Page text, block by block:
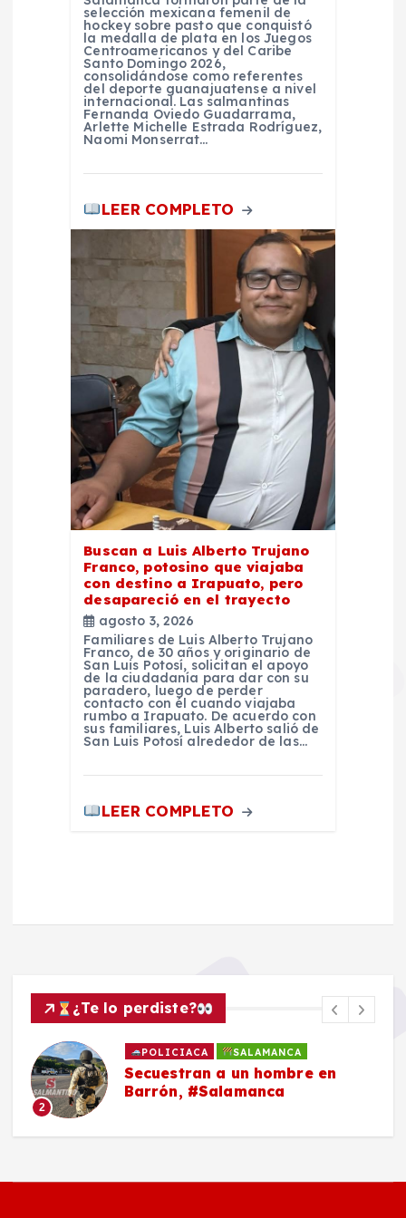
selección mexicana femenil de
hockey sobre pasto que conquistó
la medalla de plata en los Juegos
Centroamericanos y del Caribe
Santo Domingo 2026,
consolidándose como referentes
del deporte guanajuatense a nivel
internacional. Las salmantinas
Fernanda Oviedo Guadarrama,
Arlette Michelle Estrada Rodríguez,
Naomi Monserrat…
LEER COMPLETO
Buscan a Luis Alberto Trujano
Franco, potosino que viajaba
con destino a Irapuato, pero
desapareció en el trayecto
agosto 3, 2026
Familiares de Luis Alberto Trujano
Franco, de 30 años y originario de
San Luis Potosí, solicitan el apoyo
de la ciudadanía para dar con su
paradero, luego de perder
contacto con él cuando viajaba
rumbo a Irapuato. De acuerdo con
sus familiares, Luis Alberto salió de
San Luis Potosí alrededor de las…
LEER COMPLETO
¿Te lo perdiste?
2
POLICIACA SALAMANCA
Secuestran a un hombre en
Barrón, #Salamanca